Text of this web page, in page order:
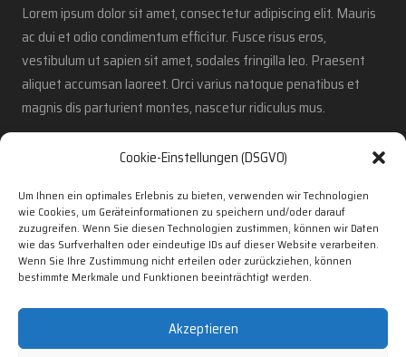
Cookie-Einstellungen (DSGVO)
Um Ihnen ein optimales Erlebnis zu bieten, verwenden wir Technologien
wie Cookies, um Geräteinformationen zu speichern und/oder darauf
zuzugreifen. Wenn Sie diesen Technologien zustimmen, können wir Daten
wie das Surfverhalten oder eindeutige IDs auf dieser Website verarbeiten.
Wenn Sie Ihre Zustimmung nicht erteilen oder zurückziehen, können
bestimmte Merkmale und Funktionen beeinträchtigt werden.
Akzeptieren
Lorem ipsum dolor sit amet, consectetur adipiscing elit. Mauris
ac dui et odio condimentum efficitur. Fusce risus eros,
vestibulum ut sapien sit amet, sodales fringilla leo. Praesent
aliquet accumsan laoreet. Orci varius natoque penatibus et
magnis dis parturient montes, nascetur ridiculus mus.
Background Colorand it should be visible!
Line Should Be Visible